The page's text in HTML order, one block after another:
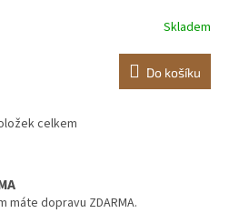
Skladem
Do košíku
O
d
celkem
máte dopravu ZDARMA.